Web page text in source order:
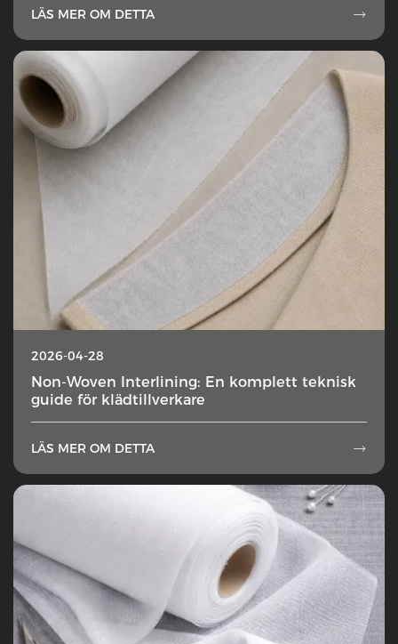
LÄS MER OM DETTA 
2026-04-28
Non-Woven Interlining: En komplett teknisk
guide för klädtillverkare
LÄS MER OM DETTA 